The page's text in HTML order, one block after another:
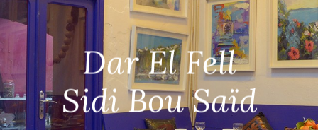
Dar El Fell
Sidi Bou Saïd